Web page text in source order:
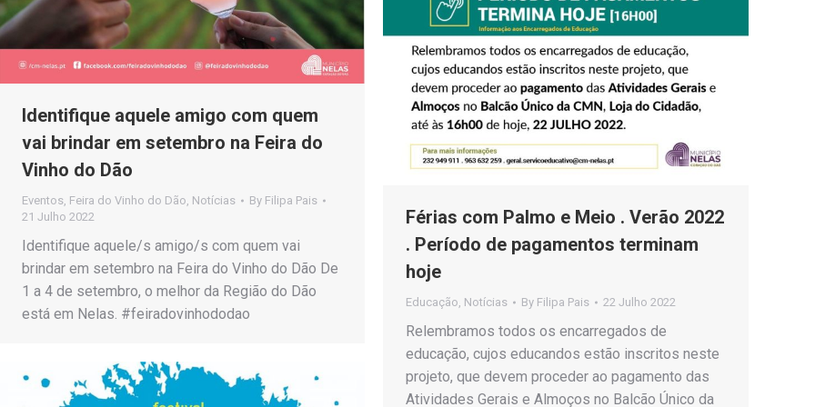
Férias com Palmo e Meio . Verão 2022
. Período de pagamentos terminam
hoje
Educação Notícias By Filipa Pais 22 Julho 2022
Relembramos todos os encarregados de
educação, cujos educandos estão inscritos neste
projeto, que devem proceder ao pagamento das
Atividades Gerais e Almoços no Balcão Único da
Identifique aquele amigo com quem
vai brindar em setembro na Feira do
Vinho do Dão
Eventos, Feira do Vinho do Dão, Notícias By Filipa Pais
21 Julho 2022
Identifique aquele/s amigo/s com quem vai
brindar em setembro na Feira do Vinho do Dão De
1 a 4 de setembro, o melhor da Região do Dão
está em Nelas. #feiradovinhododao